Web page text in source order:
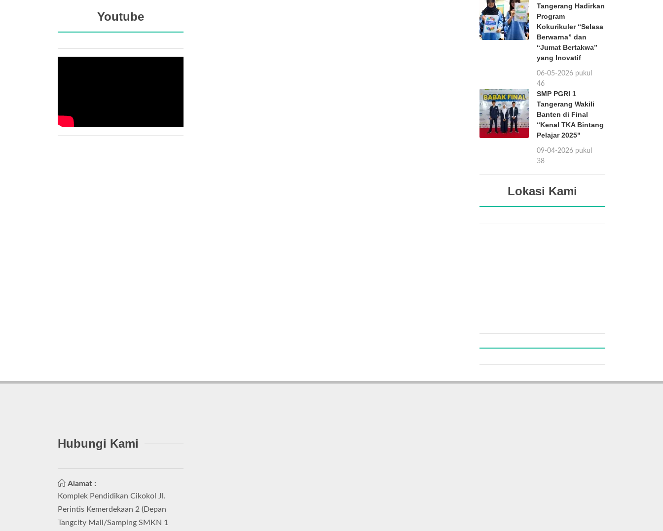
Youtube
Tangerang Hadirkan
Program
Kokurikuler “Selasa
Berwarna” dan
“Jumat Bertakwa”
yang Inovatif
06-05-2026 pukul
11:46
SMP PGRI 1
Tangerang Wakili
Banten di Final
“Kenal TKA Bintang
Pelajar 2025"
09-04-2026 pukul
15:38
Lokasi Kami
Hubungi Kami
Alamat :
Komplek Pendidikan Cikokol Jl.
Perintis Kemerdekaan 2 (Depan
Tangcity Mall/Samping SMKN 1